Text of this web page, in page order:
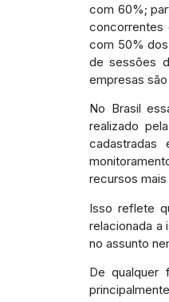
com 60%;
concorrentes
com 50%
de sessões
empresas
No Brasil
realizado
recursos
Isso reflete
relacionada a
no assunto
De qualquer